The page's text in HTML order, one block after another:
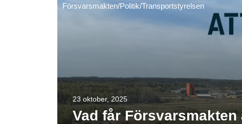
Försvarsmakten/Politik/Transportstyrelsen
23 oktober, 2025
Vad får